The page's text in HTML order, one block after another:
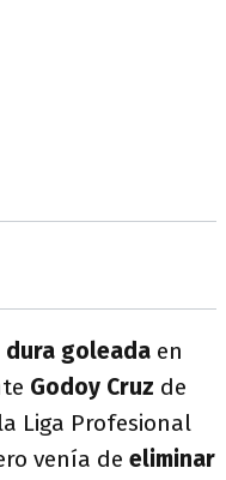
dura goleada en
Godoy Cruz de
Liga Profesional
venía de eliminar